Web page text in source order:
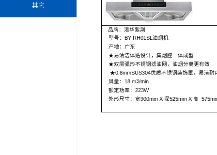
其它
品牌：港华紫荆
型号：BY-RH01SL油烟机
产地：广东
★易清洁体贴设计，集烟腔一体成型
★双层弧形不锈钢滤油网，油烟分离更有效
★0.8mmSUS304优质不锈钢装饰罩，易洁耐
风量： 18 m3/min
额定功率：223W
外形尺寸：宽900mm X深525mm X高